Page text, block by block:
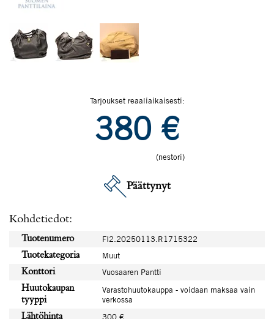
Tarjoukset reaaliaikaisesti:
380 €
(nestori)
Päättynyt
Kohdetiedot:
Tuotenumero
FI2.20250113.R1715322
Tuotekategoria
Muut
Konttori
Vuosaaren Pantti
Huutokaupan
tyyppi
Varastohuutokauppa - voidaan maksaa vain
verkossa
Lähtöhinta
300 €